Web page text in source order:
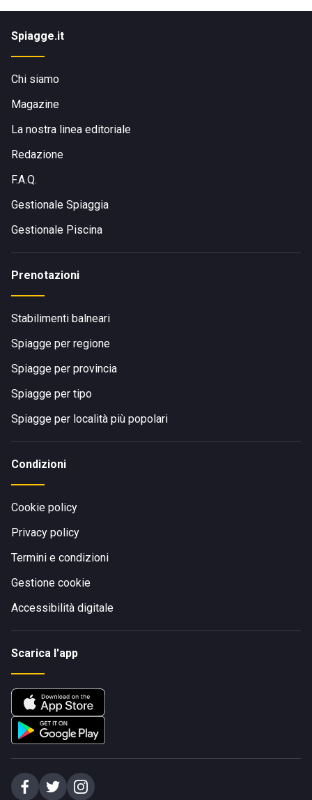
Spiagge.it
Chi siamo
Magazine
La nostra linea editoriale
Redazione
F.A.Q.
Gestionale Spiaggia
Gestionale Piscina
Prenotazioni
Stabilimenti balneari
Spiagge per regione
Spiagge per provincia
Spiagge per tipo
Spiagge per località più popolari
Condizioni
Cookie policy
Privacy policy
Termini e condizioni
Gestione cookie
Accessibilità digitale
Scarica l'app